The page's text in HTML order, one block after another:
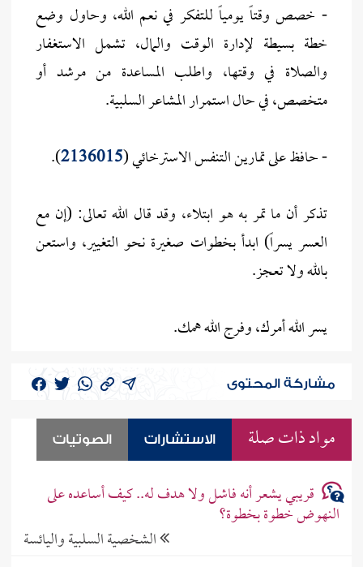
- خصص وقتاً يومياً للتفكر في نعم الله، وحاول وضع
خطة بسيطة لإدارة الوقت والمال، تشمل الاستغفار
والصلاة في وقتها، واطلب المساعدة من مرشد أو
متخصص، في حال استمرار المشاعر السلبية.
- حافظ على تمارين التنفس الاسترخائي (2136015
).
تذكر أن ما تمر به هو ابتلاء، وقد قال الله تعالى: (إن مع
العسر يسراً) ابدأ بخطوات صغيرة نحو التغيير، واستعن
بالله ولا تعجز.
يسر الله أمرك، وفرج الله همك.
مشاركة المحتوى
مواد ذات صلة الاستشارات الصوتيات
قريبي يشعر أنه فاشل ولا هدف له.. كيف أساعده على
النهوض خطوة بخطوة؟
الشخصية السلبية واليائسة